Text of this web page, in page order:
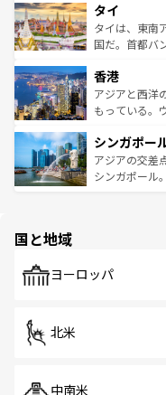
リティに包ま
覧を参照して
急速な発展と
ーチミン市の
醸し出してい
とつ。フォー
ひ現地で味わ
が旅行者を迎
参照してほしい
タイ
タイは、東南
国だ。首都バ
の活気が交差
帯で自然と触
いビーチでリ
激する。気候
が待っている
た文化、そし
香港
アジアと西洋
もっている。
み、どこを訪
ており、効率
うな絶景から
シンガポー
アジアの交差
シンガポール
で、ホーカー
国と地域
ヨーロッパ
北米
中南米